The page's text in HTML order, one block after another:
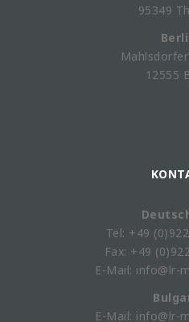
95349
12555
Tel: +49
Fax: +49
E-Mail: info@lr-
E-Mail: info@lr-